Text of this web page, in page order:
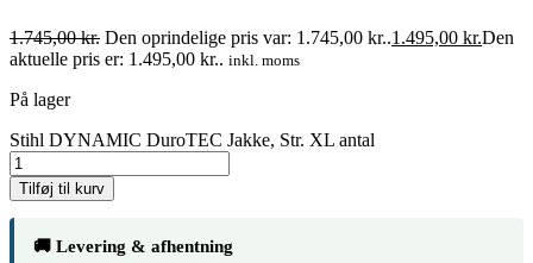
1.745,00kr. Den oprindelige pris var: 1.745,00 kr..1.495,00 kr.Den
aktuelle pris er: 1.495,00 kr.. inkl. moms
På lager
Stihl DYNAMIC DuroTEC Jakke, Str. XL antal
Tilføj til kurv
🚚 Levering & afhentning